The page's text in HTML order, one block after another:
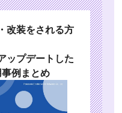
改装をされる方
ップデートした
例まとめ